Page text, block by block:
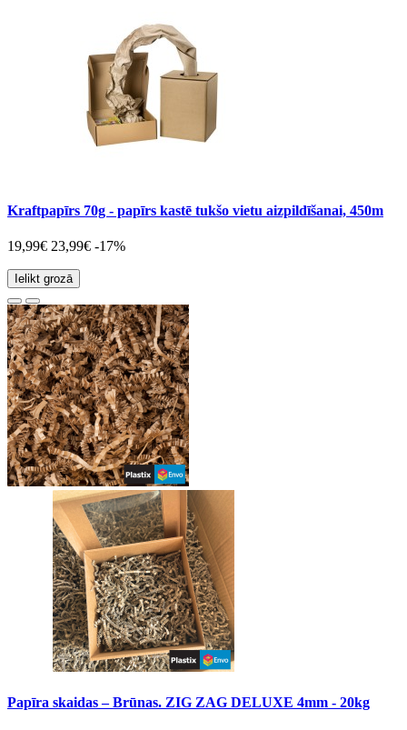
Kraftpapīrs 70g - papīrs kastē tukšo vietu aizpildīšanai, 450m
19,99€ 23,99€ -17%
Ielikt grozā
Papīra skaidas – Brūnas. ZIG ZAG DELUXE 4mm - 20kg